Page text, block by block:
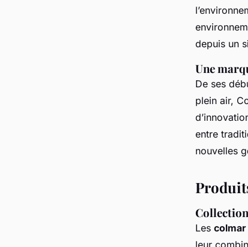
depuis un
Une
De ses
plein air,
entre
nouvelles
Les
leur